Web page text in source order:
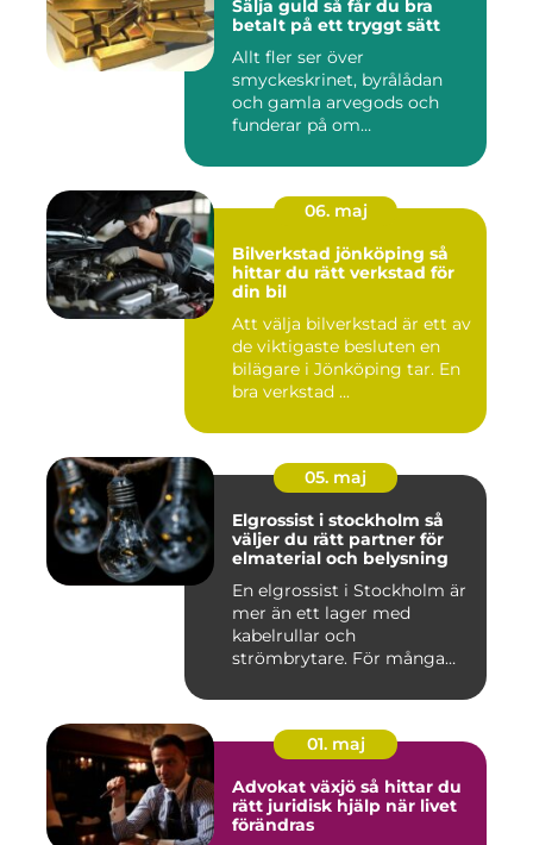
Sälja guld så får du bra
betalt på ett tryggt sätt
Allt fler ser över
smyckeskrinet, byrålådan
och gamla arvegods och
funderar på om
06. maj
Bilverkstad jönköping så
hittar du rätt verkstad för
din bil
Att välja bilverkstad är ett av
de viktigaste besluten en
bilägare i Jönköping tar. En
bra verkstad ...
05. maj
Elgrossist i stockholm så
väljer du rätt partner för
elmaterial och belysning
En elgrossist i Stockholm är
mer än ett lager med
kabelrullar och
strömbrytare. För många
01. maj
Advokat växjö så hittar du
rätt juridisk hjälp när livet
förändras